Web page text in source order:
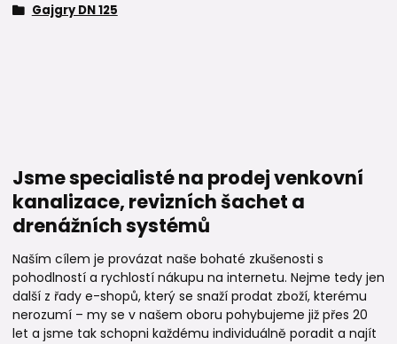
Gajgry DN 125
Jsme specialisté na prodej venkovní
kanalizace, revizních šachet a
drenážních systémů
Naším cílem je provázat naše bohaté zkušenosti s
pohodlností a rychlostí nákupu na internetu. Nejme tedy jen
další z řady e-shopů, který se snaží prodat zboží, kterému
nerozumí – my se v našem oboru pohybujeme již přes 20
let a jsme tak schopni každému individuálně poradit a najít